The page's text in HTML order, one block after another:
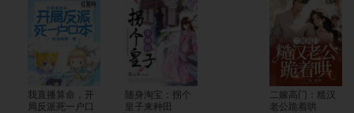
我直播算命，开
局反派死一户口
随身淘宝：拐个
皇子来种田
二嫁高门：糙汉
老公跪着哄